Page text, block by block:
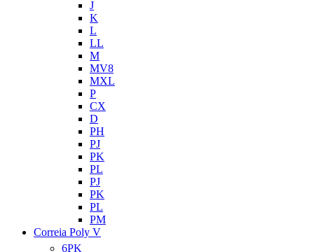
J
K
L
LL
M
MV8
MXL
P
CX
D
PH
PJ
PK
PL
PJ
PK
PL
PM
Correia Poly V
6PK